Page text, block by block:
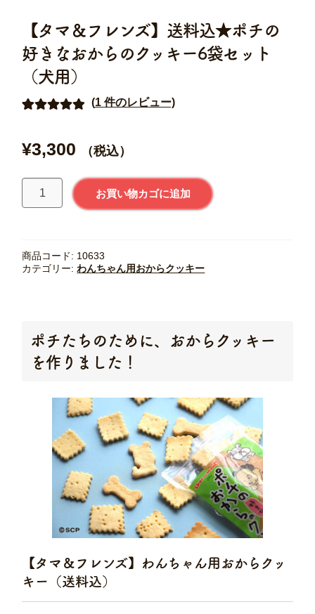
【タマ＆フレンズ】送料込★ポチの
好きなおからのクッキー6袋セット
（犬用）
く5段階評価
5.00点
(1 件のレビュー)
¥3,300 （税込）
【タ
ン
ズ】
ポ
袋
セ
お買い物カゴに追加
商品コード: 10633
カテゴリー: わんちゃん用おからクッキー
ポチたちのために、おからクッキー
を作りました！
【タマ＆フレンズ】わんちゃん用おからクッ
キー（送料込）